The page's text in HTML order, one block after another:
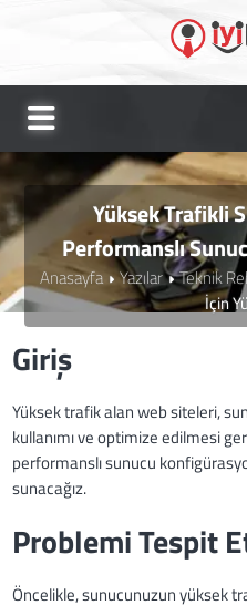
Yüksek Trafikli
Performanslı
Anasayfa Yazılar Teknik
İçin
Giriş
Yüksek trafik alan web siteleri,
kullanımı ve optimize edilmesi
performanslı sunucu
sunacağız.
Problemi Tespit
Öncelikle, sunucunuzun yüksek